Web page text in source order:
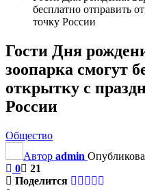
бесплатно отправить
точку России
Гости Дня
зоопарка смогут
открытку с
России
Общество
Автор admin
0
21
Поделится